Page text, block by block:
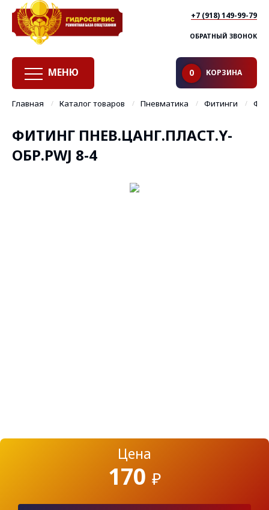
+7 (918) 149-99-79
МЕНЮ
ОБРАТНЫЙ ЗВОНОК
0 КОРЗИНА
Главная Каталог товаров Пневматика Фитинги
ФИТИНГ ПНЕВ.ЦАНГ.ПЛАСТ.Y-
ОБР.PWJ 8-4
Цена
170 ₽